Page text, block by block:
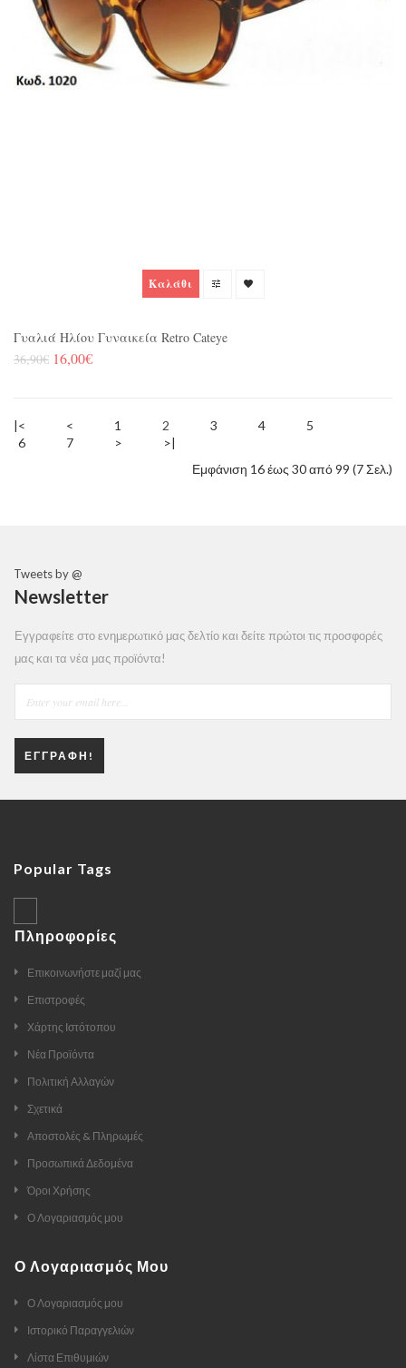
Καλάθι
Γυαλιά Ηλίου Γυναικεία Retro Cateye
36,90€ 16,00€
|< < 1 2 3 4
5
6
7 >
>|
Εμφάνιση 16 έως 30 από 99 (7 Σελ.)
Tweets by @
Newsletter
Εγγραφείτε στο ενημερωτικό μας δελτίο και δείτε πρώτοι τις προσφορές
μας και τα νέα μας προϊόντα!
ΕΓΓΡΑΦΉ!
Popular Tags
Πληροφορίες
Επικοινωνήστε μαζί μας
Επιστροφές
Χάρτης Ιστότοπου
Νέα Προϊόντα
Πολιτική Αλλαγών
Σχετικά
Αποστολές & Πληρωμές
Προσωπικά Δεδομένα
Όροι Χρήσης
Ο Λογαριασμός μου
Ο Λογαριασμός Μου
Ο Λογαριασμός μου
Ιστορικό Παραγγελιών
Λίστα Επιθυμιών